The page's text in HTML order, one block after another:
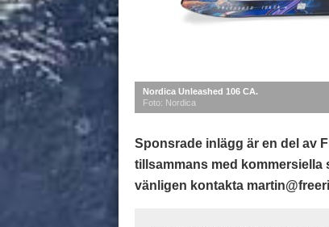
Nordica Unleashed 106 CA.
Foto: Nordica
Sponsrade inlägg är en del av
tillsammans med
vänligen kontakta